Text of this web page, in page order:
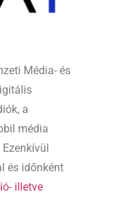
Média- és
a
média
és időnként
illetve